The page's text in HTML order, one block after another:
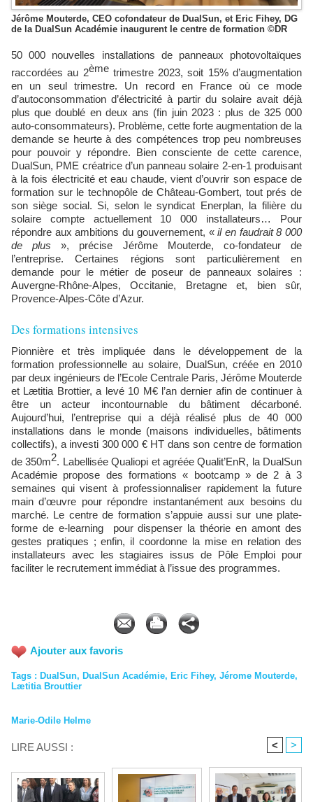
Jérôme Mouterde, CEO cofondateur de DualSun, et Eric Fihey, DG
de la DualSun Académie inaugurent le centre de formation ©DR
50 000 nouvelles installations de panneaux photovoltaïques
raccordées au 2ème trimestre 2023, soit 15% d’augmentation
en un seul trimestre. Un record en France où ce mode
d’autoconsommation d’électricité à partir du solaire avait déjà
plus que doublé en deux ans (fin juin 2023 : plus de 325 000
auto-consommateurs). Problème, cette forte augmentation de la
demande se heurte à des compétences trop peu nombreuses
pour pouvoir y répondre. Bien consciente de cette carence,
DualSun, PME créatrice d’un panneau solaire 2-en-1 produisant
à la fois électricité et eau chaude, vient d’ouvrir son espace de
formation sur le technopôle de Château-Gombert, tout prés de
son siège social. Si, selon le syndicat Enerplan, la filière du
solaire compte actuellement 10 000 installateurs… Pour
répondre aux ambitions du gouvernement, «il en faudrait 8 000
de plus », précise Jérôme Mouterde, co-fondateur de
l’entreprise. Certaines régions sont particulièrement en
demande pour le métier de poseur de panneaux solaires :
Auvergne-Rhône-Alpes, Occitanie, Bretagne et, bien sûr,
Provence-Alpes-Côte d’Azur.
Des formations intensives
Pionnière et très impliquée dans le développement de la
formation professionnelle au solaire, DualSun, créée en 2010
par deux ingénieurs de l’Ecole Centrale Paris, Jérôme Mouterde
et Lætitia Brottier, a levé 10 M€ l’an dernier afin de continuer à
être un acteur incontournable du bâtiment décarboné.
Aujourd’hui, l’entreprise qui a déjà réalisé plus de 40 000
installations dans le monde (maisons individuelles, bâtiments
collectifs), a investi 300 000 € HT dans son centre de formation
de 350m2. Labellisée Qualiopi et agréée Qualit’EnR, la DualSun
Académie propose des formations « bootcamp » de 2 à 3
semaines qui visent à professionnaliser rapidement la future
main d’œuvre pour répondre instantanément aux besoins du
marché. Le centre de formation s’appuie aussi sur une plate-
forme de e-learning pour dispenser la théorie en amont des
gestes pratiques ; enfin, il coordonne la mise en relation des
installateurs avec les stagiaires issus de Pôle Emploi pour
faciliter le recrutement immédiat à l’issue des programmes.
Ajouter aux favoris
Tags : DualSun, DualSun Académie, Eric Fihey, Jérome Mouterde,
Lætitia Brouttier
Marie-Odile Helme
LIRE AUSSI : < >